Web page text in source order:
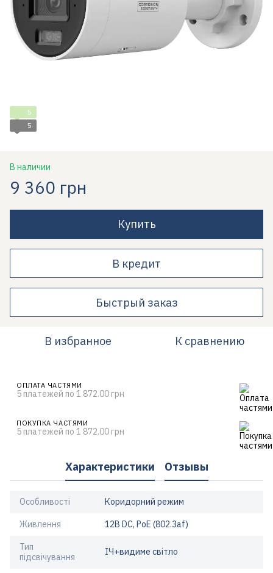
5
5
В наличии
9 360 грн
Купить
В кредит
Быстрый заказ
В избранное К сравнению
ОПЛАТА ЧАСТЯМИ
5 платежей по 1 872.00 грн
ПОКУПКА ЧАСТЯМИ
5 платежей по 1 872.00 грн
Характеристики Отзывы
Особливості Коридорний режим
Живлення 12В DС, PoE (802.3af)
Тип
підсвічування
ІЧ+видиме світло